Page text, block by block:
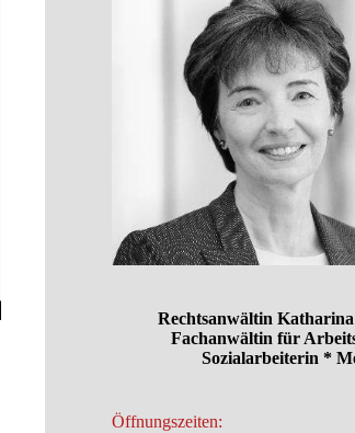
Rechtsanwältin
Fachanwältin für
Sozialarbeiterin *
Öffnungszeiten: